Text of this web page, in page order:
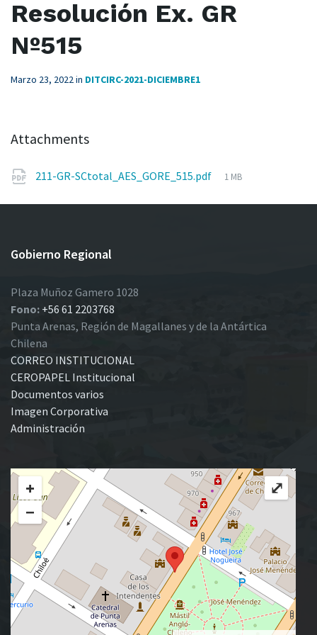
Resolución Ex. GR
Nº515
Marzo 23, 2022in DITCIRC-2021-DICIEMBRE1
Attachments
211-GR-SCtotal_AES_GORE_515.pdf
File
1 MB
Gobierno Regional
Plaza Muñoz Gamero 1028
Fono: +56 61 2203768
Punta Arenas, Región de Magallanes y de la Antártica
Chilena
CORREO INSTITUCIONAL
CEROPAPEL Institucional
Documentos varios
Imagen Corporativa
Administración
+
−
⤢